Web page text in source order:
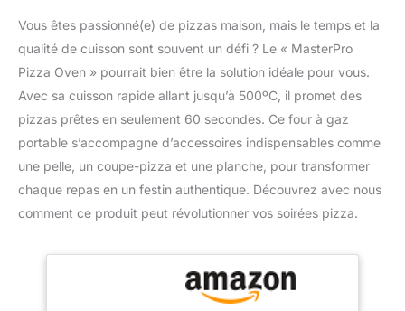
Vous êtes passionné(e) de pizzas maison, mais le temps et la
qualité de cuisson sont souvent un défi ? Le « MasterPro
Pizza Oven » pourrait bien être la solution idéale pour vous.
Avec sa cuisson rapide allant jusqu’à 500ºC, il promet des
pizzas prêtes en seulement 60 secondes. Ce four à gaz
portable s’accompagne d’accessoires indispensables comme
une pelle, un coupe-pizza et une planche, pour transformer
chaque repas en un festin authentique. Découvrez avec nous
comment ce produit peut révolutionner vos soirées pizza.